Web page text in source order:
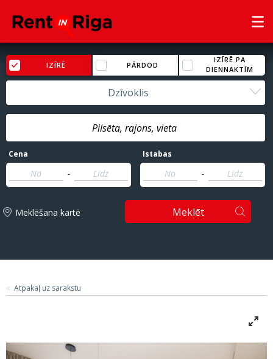
IZĪRĒ PĀRDOD
IZĪRĒ PA
DIENNAKTĪM
Dzīvoklis
Cena
-
Istabas
-
Meklēšana kartē Meklēt
Atpakaļ uz sarakstu